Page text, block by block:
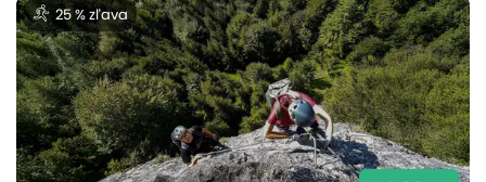
25 % zľava